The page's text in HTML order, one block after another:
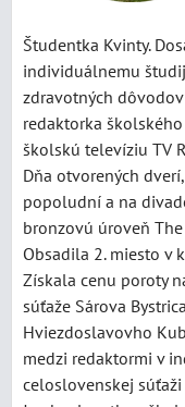
Študentka Kvinty.
individuálnemu
zdravotných
redaktorka
školskú televíziu TV
Dňa otvorených
popoludní a na
bronzovú úroveň
Obsadila 2. miesto v
Získala cenu poroty
súťaže Sárova
Hviezdoslavovho
medzi redaktormi v
celoslovenskej súťaži